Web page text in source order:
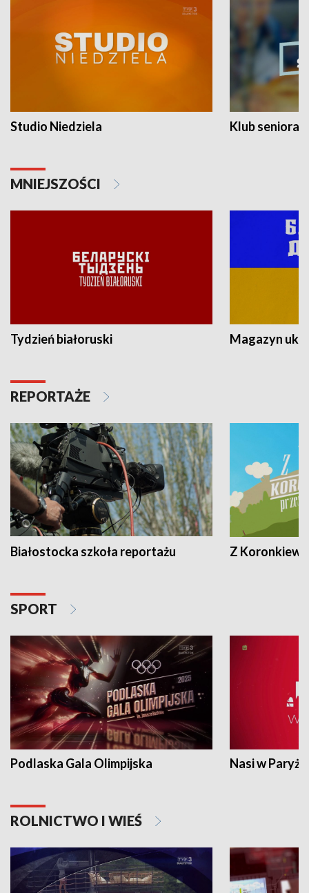
Studio Niedziela Klub seniora
MNIEJSZOŚCI
Tydzień białoruski Magazyn
REPORTAŻE
Białostocka szkoła reportażu Z
SPORT
Podlaska Gala Olimpijska Nasi w Paryżu
ROLNICTWO I WIEŚ